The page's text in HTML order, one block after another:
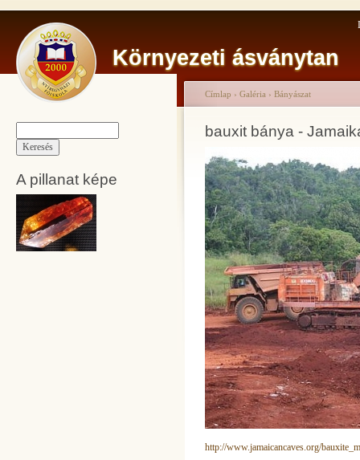
Környezeti ásványtan
A pillanat képe
Címlap › Galéria › Bányászat
bauxit bánya -
http://www.jamaicancaves.org/